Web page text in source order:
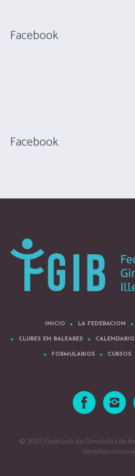
Facebook
Facebook
INICIO LA FEDERACION
CLUBES EN BALEARES
FORMULARIOS CURSOS
© 2023 Federació de Gimnàstica de
derechos